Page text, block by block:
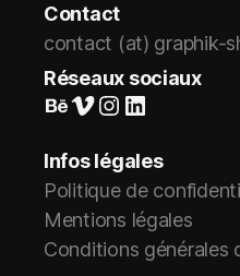
Contact
contact (at) graphik-
Réseaux sociaux
Suivez-nous sur Behance
Vimeo
Infos légales
Politique de
Mentions légales
Conditions générales